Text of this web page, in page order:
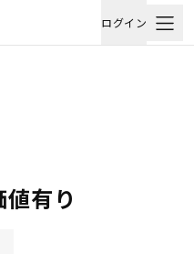
ログイン
有り